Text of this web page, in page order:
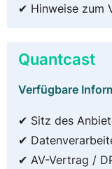
✔ Hinweise zum
Quantcast
Verfügbare
✔ Sitz des
✔
✔ AV-Vertrag /